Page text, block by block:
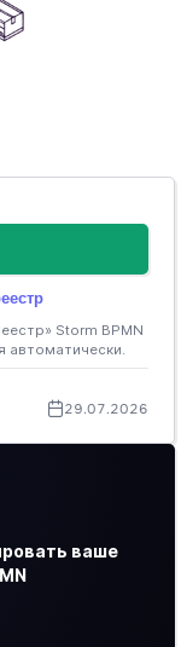
Storm BPMN
автоматически.
29.07.2026
ваше